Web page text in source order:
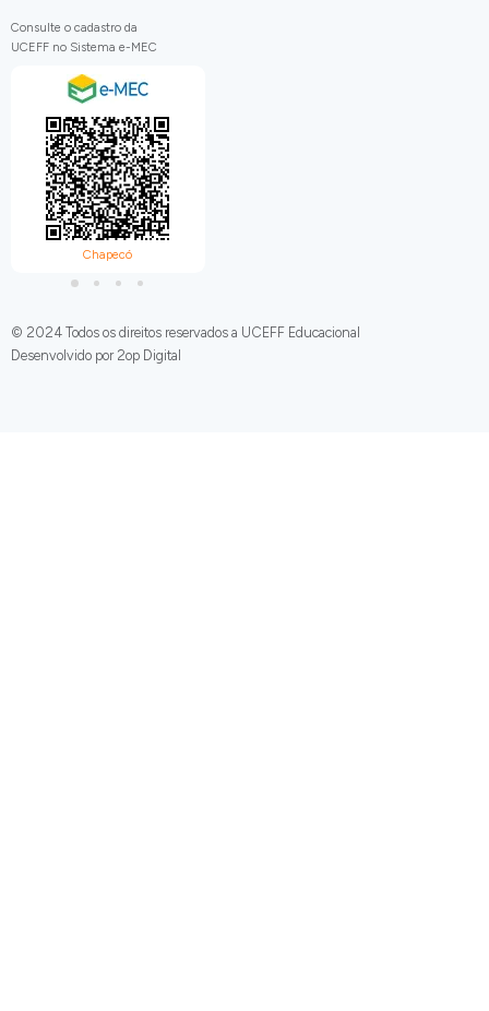
Consulte o cadastro da
UCEFF no Sistema e-MEC
Chapecó
© 2024 Todos os direitos reservados a UCEFF Educacional
Desenvolvido por 2op Digital